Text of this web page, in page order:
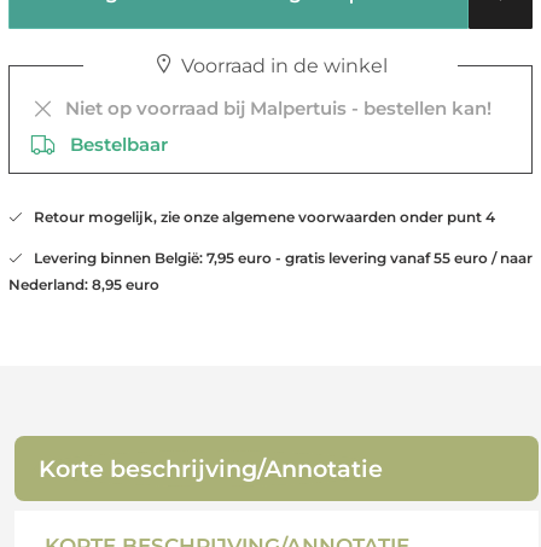
Voorraad in de winkel
Niet op voorraad bij Malpertuis - bestellen kan!
Bestelbaar
Retour mogelijk, zie onze algemene voorwaarden onder punt 4
Levering binnen België: 7,95 euro - gratis levering vanaf 55 euro / naar
Nederland: 8,95 euro
Korte beschrijving/Annotatie